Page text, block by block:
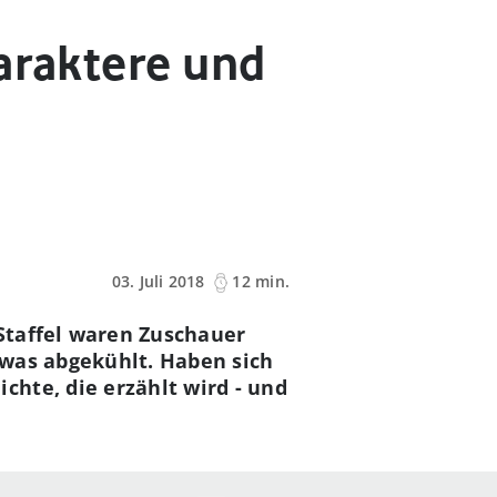
und
03. Juli 2018 12 min.
waren Zuschauer
abgekühlt. Haben sich
die erzählt wird - und